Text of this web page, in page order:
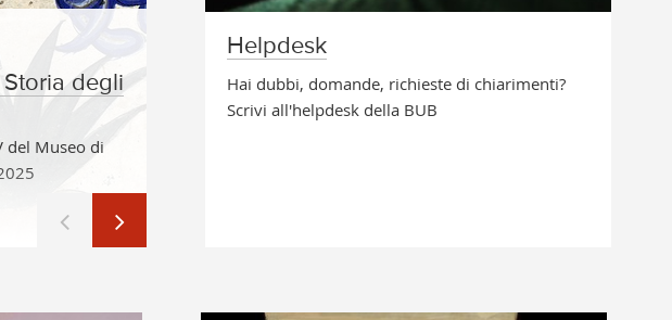
Storia degli
del Museo di
L'oro dei
Helpdesk
Hai dubbi, domande, richieste di chiarimenti?
Scrivi all'helpdesk della BUB